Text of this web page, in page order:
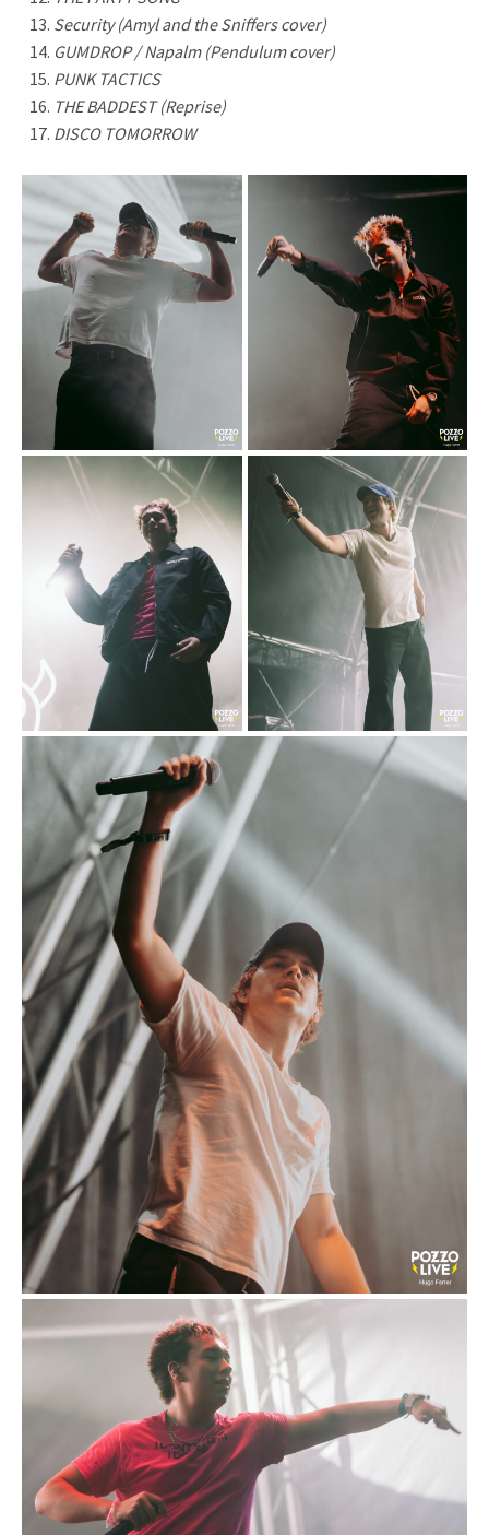
Security (Amyl and the Sniffers cover)
GUMDROP / Napalm (Pendulum cover)
PUNK TACTICS
THE BADDEST (Reprise)
DISCO TOMORROW